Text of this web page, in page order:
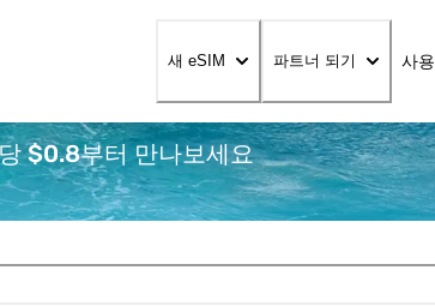
새 eSIM 파트너 되기 사
$0.8부터 만나보세요